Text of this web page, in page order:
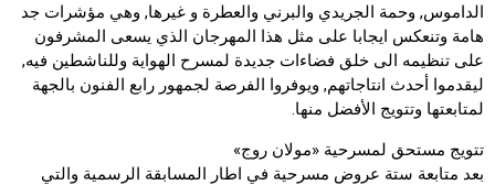
الداموس, وحمة الجريدي والبرني والعطرة و غيرها, وهي مؤشرات جد
هامة وتنعكس ايجابا على مثل هذا المهرجان الذي يسعى المشرفون
على تنظيمه الى خلق فضاءات جديدة لمسرح الهواية وللناشطين فيه,
ليقدموا أحدث انتاجاتهم, ويوفروا الفرصة لجمهور رابع الفنون بالجهة
لمتابعتها وتتويج الأفضل منها.
تتويج مستحق لمسرحية «مولان روج»
بعد متابعة ستة عروض مسرحية في اطار المسابقة الرسمية والتي